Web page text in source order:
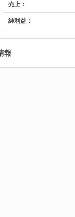
売上：
純利益：
報